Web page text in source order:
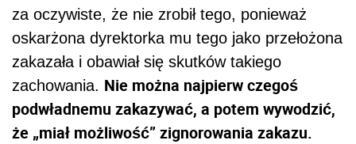
za oczywiste, że nie zrobił tego, ponieważ
oskarżona dyrektorka mu tego jako przełożona
zakazała i obawiał się skutków takiego
zachowania. Nie można najpierw czegoś
podwładnemu zakazywać, a potem wywodzić,
że „miał możliwość” zignorowania zakazu.